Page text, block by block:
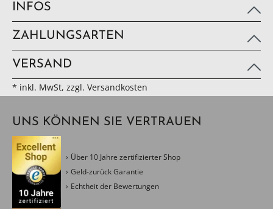
INFOS
ZAHLUNGSARTEN
VERSAND
* inkl. MwSt, zzgl. Versandkosten
UNS KÖNNEN SIE VERTRAUEN
Über 10 Jahre zertifizierter Shop
Geld-zurück Garantie
Echtheit der Bewertungen